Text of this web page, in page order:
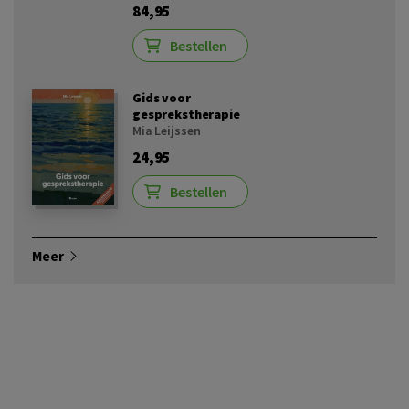
84,95
Bestellen
Gids voor
gesprekstherapie
Mia Leijssen
24,95
Bestellen
Meer